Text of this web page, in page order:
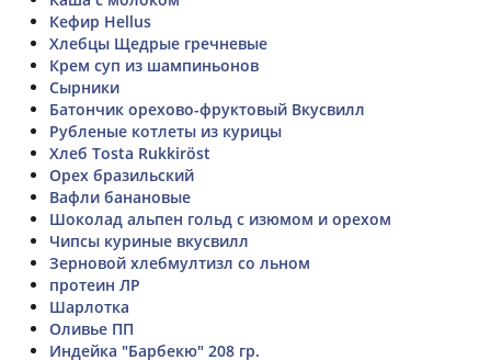
Кефир Hellus
Хлебцы Щедрые гречневые
Крем суп из шампиньонов
Сырники
Батончик орехово-фруктовый Вкусвилл
Рубленые котлеты из курицы
Хлеб Tosta Rukkiröst
Орех бразильский
Вафли банановые
Шоколад альпен гольд с изюмом и орехом
Чипсы куриные вкусвилл
Зерновой хлебмултизл со льном
протеин ЛР
Шарлотка
Оливье ПП
Индейка "Барбекю" 208 гр.